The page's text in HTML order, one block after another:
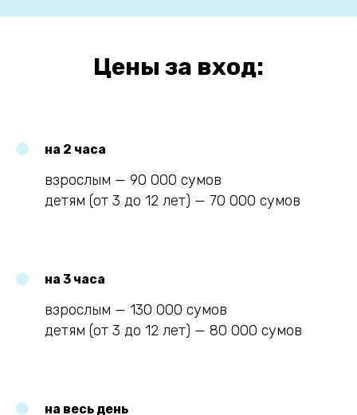
Цены за вход:
на 2 часа
взрослым — 90 000 сумов
детям (от 3 до 12 лет) — 70 000 сумов
на 3 часа
взрослым — 130 000 сумов
детям (от 3 до 12 лет) — 80 000 сумов
на весь день